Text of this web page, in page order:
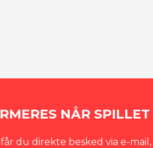
NÅR
du direkte besked via e-